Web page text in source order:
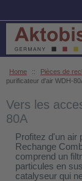
Home :: Pièces de
purificateur d'air WDH-
Vers les
80A
Profitez d'un air
Rechange
comprend un
particules en
catalyseur qui